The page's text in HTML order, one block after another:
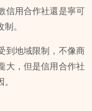
信用合作社還是寧可
。
到地域限制，不像商
大，但是信用合作社